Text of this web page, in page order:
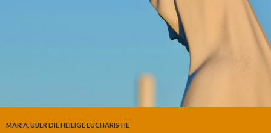
MARIA ÜBER DIE HEILIGE EUCHARISTIE